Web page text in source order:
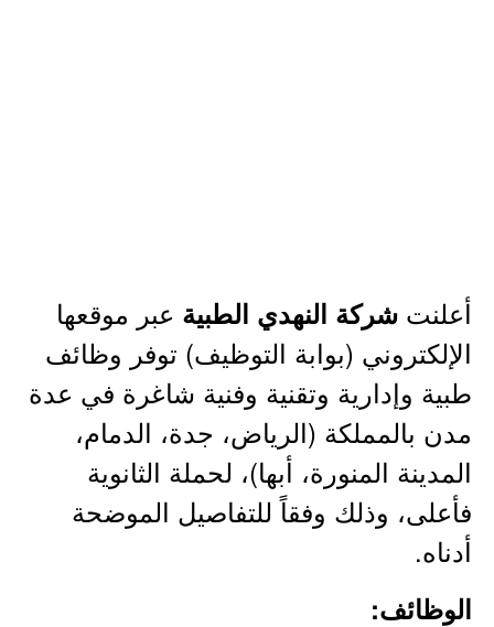
أعلنت شركة النهدي الطبية عبر موقعها
الإلكتروني (بوابة التوظيف) توفر وظائف
طبية وإدارية وتقنية وفنية شاغرة في عدة
مدن بالمملكة (الرياض، جدة، الدمام،
المدينة المنورة، أبها)، لحملة الثانوية
فأعلى، وذلك وفقاً للتفاصيل الموضحة
أدناه.
الوظائف: